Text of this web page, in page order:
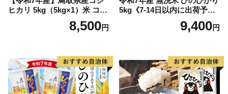
ヒカリ 5kg（5kg×1）米 コシ
ヒカリ こしひかり お米 白米
精米 5キロ おこめ こめ コメ
野町産 Elevation
8,500円
5kg《7-14日以内に出荷予定
(土日祝除く)》コメ 米 無洗米
高レビュー｜人気米 熊本県
9,400円